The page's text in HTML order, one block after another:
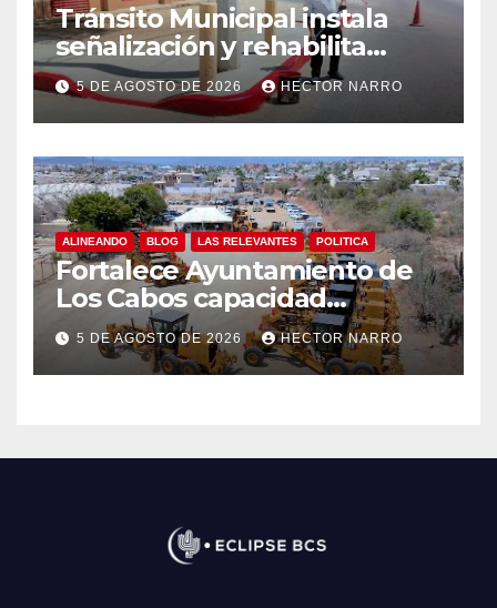
Tránsito Municipal instala
señalización y rehabilita
cruces peatonales en Los
Cabos
5 DE AGOSTO DE 2026 HECTOR NARRO
ALINEANDO BLOG LAS RELEVANTES POLITICA
Fortalece Ayuntamiento de
Los Cabos capacidad
operativa de Servicios
Públicos con recursos del
FISAM
5 DE AGOSTO DE 2026 HECTOR NARRO